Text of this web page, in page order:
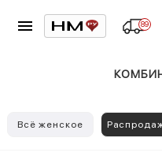
89
Всё женское